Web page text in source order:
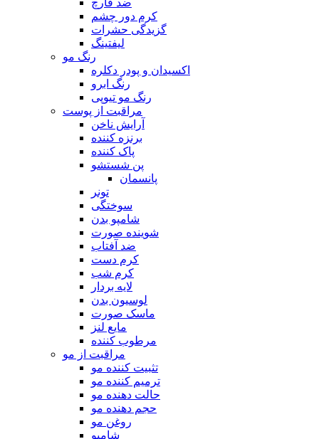
ضد قارچ
کرم دور چشم
گزیدگی حشرات
لیفتینگ
رنگ مو
اکسیدان و پودر دکلره
رنگ ابرو
رنگ مو تیوپی
مراقبت از پوست
آرایش ناخن
برنزه کننده
پاک کننده
پن شستشو
پانسمان
تونر
سوختگی
شامپو بدن
شوینده صورت
ضد آفتاب
کرم دست
کرم شب
لایه بردار
لوسیون بدن
ماسک صورت
مایع لنز
مرطوب کننده
مراقبت از مو
تثبیت کننده مو
ترمیم کننده مو
حالت دهنده مو
حجم دهنده مو
روغن مو
شامپو